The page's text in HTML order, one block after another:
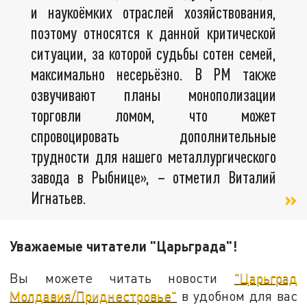
и наукоёмких отраслей хозяйствования,
поэтому относятся к данной критической
ситуации, за которой судьбы сотен семей,
максимально несерьёзно. В РМ также
озвучивают планы монополизации
торговли ломом, что может
спровоцировать дополнительные
трудности для нашего металлургического
завода в Рыбнице», – отметил Виталий
Игнатьев.
Уважаемые читатели "Царьграда"!
Вы можете читать новости "Царьград
Молдавия/Приднестровье" в удобном для вас